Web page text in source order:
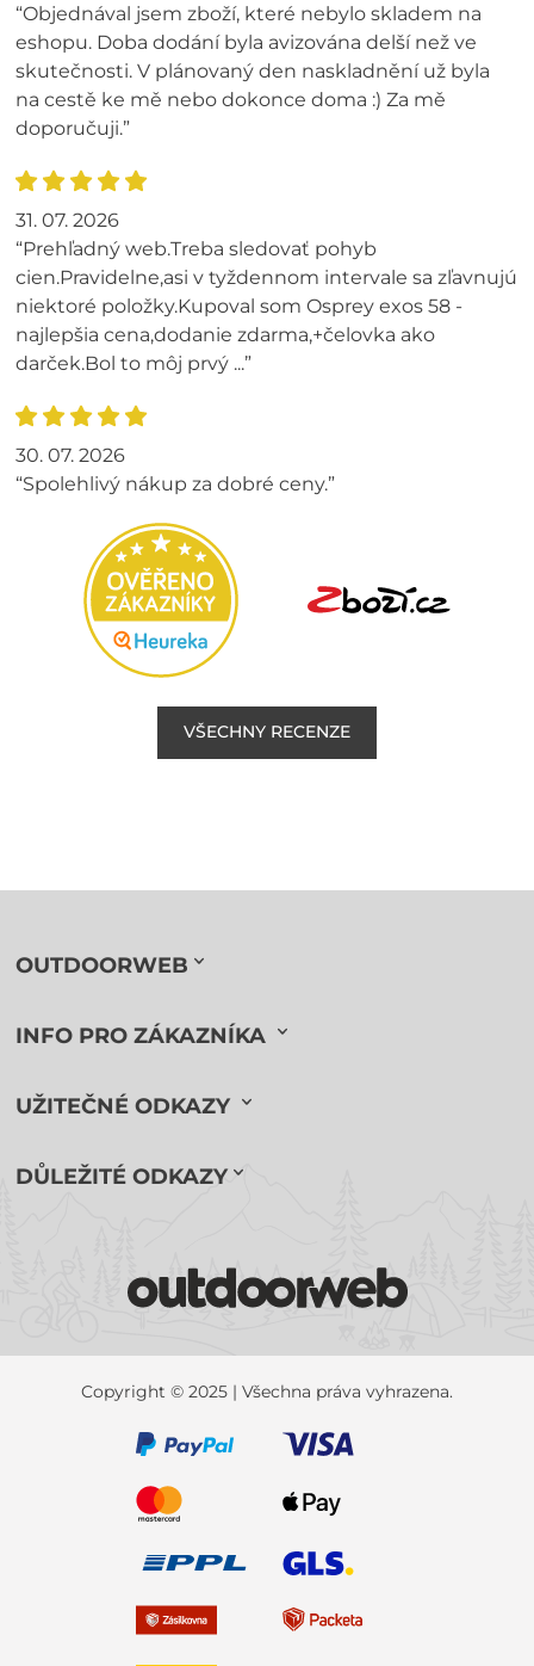
“Objednával jsem zboží, které nebylo skladem na
eshopu. Doba dodání byla avizována delší než ve
skutečnosti. V plánovaný den naskladnění už byla
na cestě ke mě nebo dokonce doma :) Za mě
doporučuji.”
31. 07. 2026
“Prehľadný web.Treba sledovať pohyb
cien.Pravidelne,asi v tyždennom intervale sa zľavnujú
niektoré položky.Kupoval som Osprey exos 58 -
najlepšia cena,dodanie zdarma,+čelovka ako
darček.Bol to môj prvý ...”
30. 07. 2026
“Spolehlivý nákup za dobré ceny.”
VŠECHNY RECENZE
OUTDOORWEB
INFO PRO ZÁKAZNÍKA
UŽITEČNÉ ODKAZY
DŮLEŽITÉ ODKAZY
Copyright © 2025 | Všechna práva vyhrazena.